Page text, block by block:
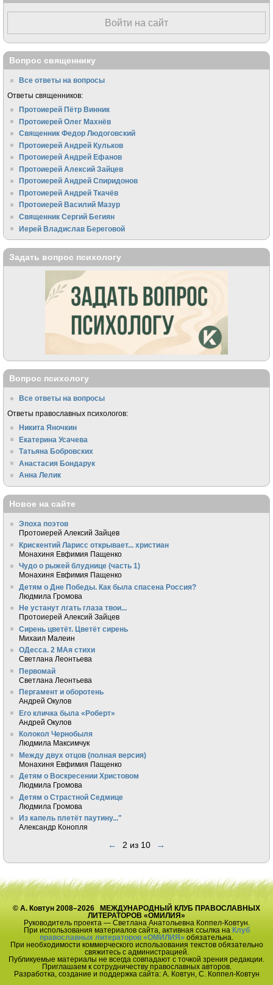
Войти на сайт
Вопрос священнику
Все ответы на вопросы
Ответы священников:
Протоиерей Пётр Винник
Протоиерей Олег Махнёв
Священник Федор Людоговский
Протоиерей Андрей Кульков
Протоиерей Андрей Ефанов
Протоиерей Алексий Зайцев
Протоиерей Андрей Спиридонов
Протоиерей Андрей Ткачёв
Протоиерей Василий Мазур
Священник Сергий Бегиян
Иерей Владислав Береговой
Задать вопрос психологу
Вопрос психологу
Все ответы на вопросы
Ответы православных психологов:
Никита Яночкин
Екатерина Усачева
Татьяна Бобровских
Анастасия Бондарук
Анна Лелик
Новое на сайте
Эпоха поэтов
Протоиерей Алексий Зайцев
Крискентий Ларисс открывает... христиан
Монахиня Евфимия Пащенко
Чудо о рыжей блуднице (часть 1)
Монахиня Евфимия Пащенко
Детям о Дне Победы. Как была спасена Россия?
Людмила Громова
Не устанут лгать глаза твои...
Протоиерей Алексий Зайцев
Сирень цветёт. Цветёт сирень
Михаил Малеин
ОДесса. 2 МАя стихи
Светлана Леонтьева
Первомай
Светлана Леонтьева
Пергамент и оборотень
Андрей Окулов
Его кличка была «Роберт»
Андрей Окулов
Колокол Чернобыля
Людмила Максимчук
Между двух отцов (полная версия)
Монахиня Евфимия Пащенко
Детям о Воскресении Христовом
Людмила Громова
Детям о Страстной Седмице
Людмила Громова
Из капель плетёт паутину..."
Александр Конопля
← 2 из 10 →
© А. Ковтун 2008–2026 МЕЖДУНАРОДНЫЙ КЛУБ ПРАВОСЛАВНЫХ
ЛИТЕРАТОРОВ «ОМИЛИЯ»
Руководитель проекта — Светлана Анатольевна Коппел-Ковтун.
При использования материалов сайта, активная ссылка на Клуб
православных литераторов «ОМИЛИЯ» обязательна.
При необходимости коммерческого использования текстов обязательно
свяжитесь с администрацией.
Публикуемые материалы не всегда совпадают с точкой зрения редакции.
Приглашаем к сотрудничеству православных авторов.
Разработка, создание и поддержка сайта: А. Ковтун, С. Коппел-Ковтун